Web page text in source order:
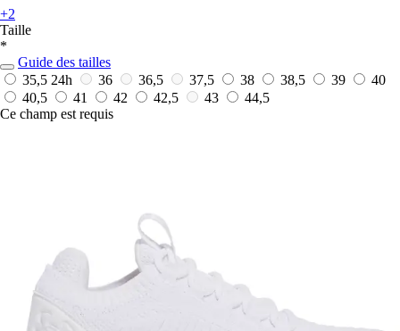
+2
Taille
*
Guide des tailles
35,5 24h 36 36,5 37,5 38 38,5 39
40
40,5
41 42 42,5 43
44,5
Ce champ est requis